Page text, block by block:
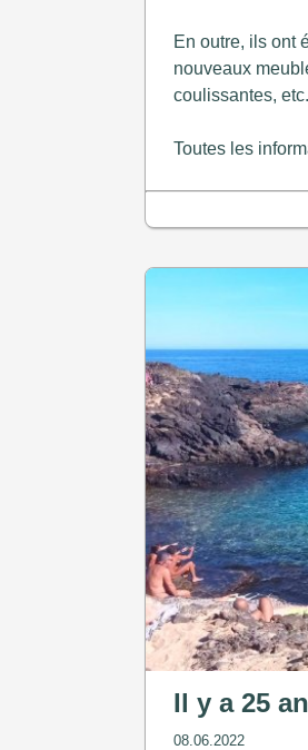
En outre, ils ont
nouveaux
coulissantes,
Toutes les
Il y a 25
08.06.2022